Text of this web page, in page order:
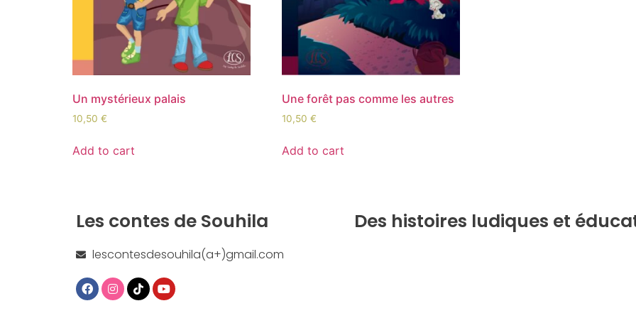
Un mystérieux palais
10,50 €
Add to cart
Une forêt pas comme les autres
10,50 €
Add to cart
Les contes de Souhila
lescontesdesouhila(a+)gmail.com
Des histoires ludiques et